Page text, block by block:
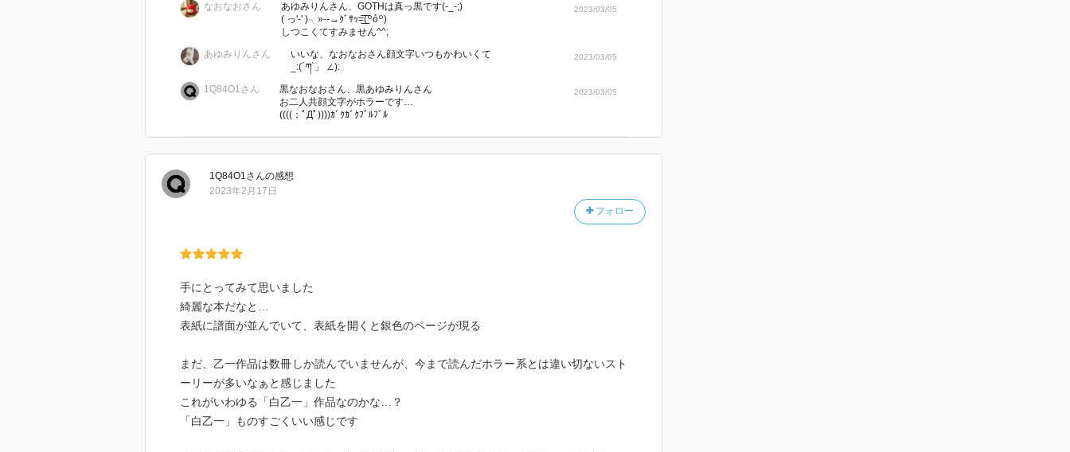
たくさんの方々、乙一バトンありがとうございました、私は少し感動しています。
この乙一バトンが、また誰かに渡りますように…
なおなおさん
あゆみりんさん、GOTHは真っ黒です(-_-;)
( っ'-' )╮»--→ｸﾞｻｯ=͟͟͞͞(꒪ỏ꒪)
しつこくてすみません^^;
2023/03/05
あゆみりんさん
いいな、なおなおさん顔文字いつもかわいくて
_:(´ཀ`」 ∠):
2023/03/05
1Q84O1さん
黒なおなおさん、黒あゆみりんさん
お二人共顔文字がホラーです…
((((；ﾟДﾟ))))ｶﾞｸｶﾞｸﾌﾞﾙﾌﾞﾙ
2023/03/05
1Q84O1さんの感想
フォロー
2023年2月17日
手にとってみて思いました
綺麗な本だなと…
表紙に譜面が並んでいて、表紙を開くと銀色のページが現る
まだ、乙一作品は数冊しか読んでいませんが、今まで読んだホラー系とは違い切ないスト
ーリーが多いなぁと感じました
これがいわゆる「白乙一」作品なのかな…？
「白乙一」ものすごくいい感じです